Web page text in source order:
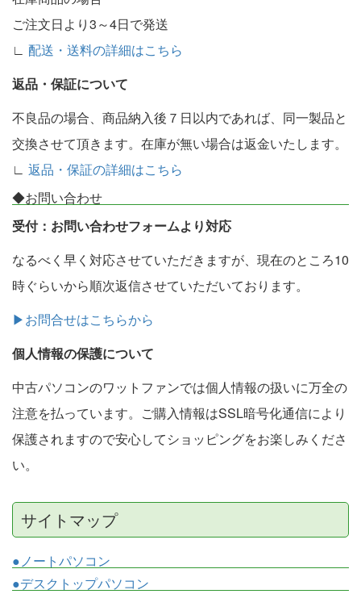
ご注文日より3～4日で発送
∟ 配送・送料の詳細はこちら
返品・保証について
不良品の場合、商品納入後７日以内であれば、同一製品と
交換させて頂きます。在庫が無い場合は返金いたします。
∟ 返品・保証の詳細はこちら
◆お問い合わせ
受付：お問い合わせフォームより対応
なるべく早く対応させていただきますが、現在のところ10
時ぐらいから順次返信させていただいております。
▶お問合せはこちらから
個人情報の保護について
中古パソコンのワットファンでは個人情報の扱いに万全の
注意を払っています。ご購入情報はSSL暗号化通信により
保護されますので安心してショッピングをお楽しみくださ
い。
サイトマップ
●ノートパソコン
●デスクトップパソコン